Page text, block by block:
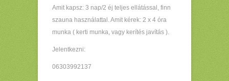
Amit kapsz: 3 nap/2 éj teljes ellátással, finn
szauna használattal. Amit kérek: 2 x 4 óra
munka ( kerti munka, vagy kerítés javítás ).
Jelentkezni:
06303992137